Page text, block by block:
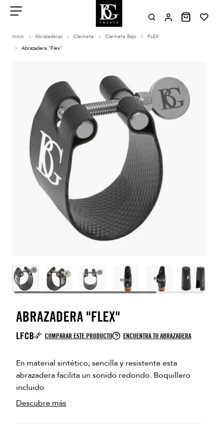
contenu
Inicio Abrazaderas Clarinete Clarinete Bajo
FLEX
Abrazadera "Flex"
ABRAZADERA "FLEX"
LFCB COMPARAR ESTE PRODUCTO ENCUENTRA TU ABRAZADERA
En material sintético, sencilla y resistente esta
abrazadera facilita un sonido redondo. Boquillero
incluido
Descubre más